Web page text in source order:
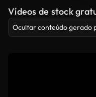
Vídeos de stock
Ocultar conteúdo gerado